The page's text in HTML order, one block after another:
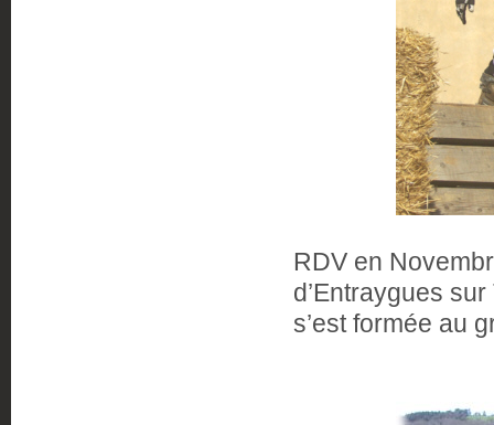
RDV en
d’Entraygues
s’est formée au